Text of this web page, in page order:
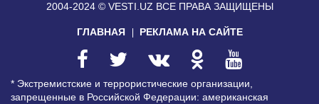
2004-2024 © VESTI.UZ ВСЕ ПРАВА ЗАЩИЩЕНЫ
ГЛАВНАЯ РЕКЛАМА НА САЙТЕ
* Экстремистские и террористические организации,
запрещенные в Российской Федерации: американская